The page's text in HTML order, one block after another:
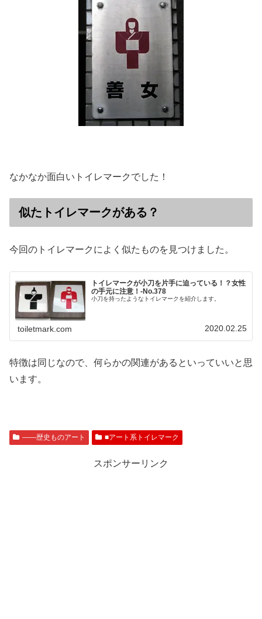
なかなか面白いトイレマークでした！
似たトイレマークがある？
今回のトイレマークによく似たものを見つけました。
トイレマークが小刀を片手に迫っている！？女性
の手元に注意！‐No.378
小刀を持ったようなトイレマークを紹介します。
toiletmark.com 2020.02.25
特徴は同じなので、何らかの関連があるといっていいと思
います。
――歴史ものアート ■アート系トイレマーク
スポンサーリンク